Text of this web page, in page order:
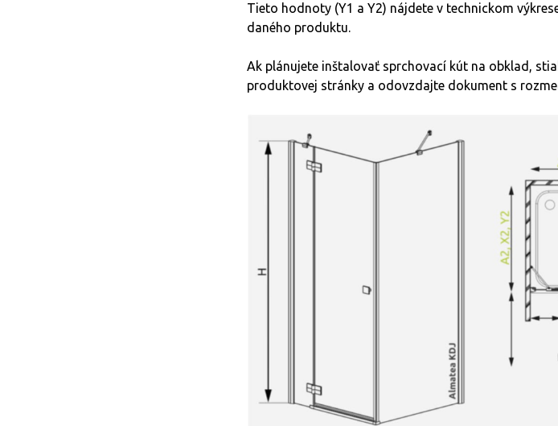
Tieto hodnoty (Y1 a Y2) nájdete v technickom
daného produktu.
Ak plánujete inštalovať sprchovací kút na obklad,
produktovej stránky a odovzdajte dokument s